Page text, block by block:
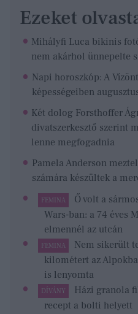
Ezeket
Mihályfi Luca bikinis
nem akárhol ünnepelte
Napi horoszkóp: A
képességeiben
Két dolog Forsthoffer
divatszerkesztő szerint
lenne megfogadnia
Pamela Anderson
számára készültek a
FEMINA
Ő volt a
Wars-ban: a 74 éves
elmennél az utcán
FEMINA
Nem sikerült
kilométert az
is lenyomta
DÍVÁNY
Házi granola
recept a bolti helyett